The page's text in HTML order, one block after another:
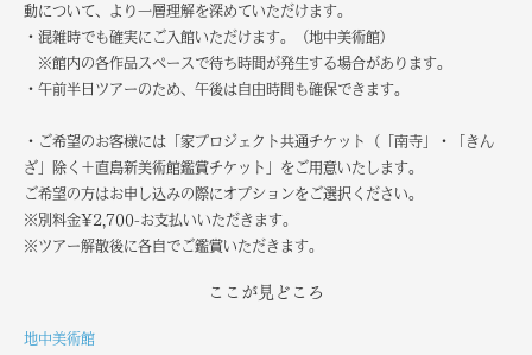
動について、より一層理解を深めていただけます。
・混雑時でも確実にご入館いただけます。（地中美術館）
※館内の各作品スペースで待ち時間が発生する場合があります。
・午前半日ツアーのため、午後は自由時間も確保できます。
・ご希望のお客様には「家プロジェクト共通チケット（「南寺」・「きん
ざ」除く＋直島新美術館鑑賞チケット」をご用意いたします。
ご希望の方はお申し込みの際にオプションをご選択ください。
※別料金\2,700-お支払いいただきます。
※ツアー解散後に各自でご鑑賞いただきます。
ここが見どころ
地中美術館